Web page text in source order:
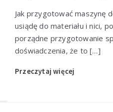
Jak przygotować maszynę
usiądę do materiału i nici,
porządne przygotowanie
doświadczenia, że to […]
Przeczytaj więcej